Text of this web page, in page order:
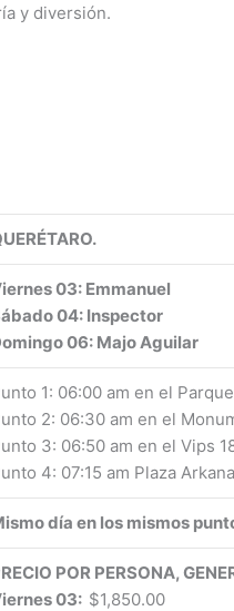
y diversión.
03: Emmanuel
04: Inspector
06: Majo Aguilar
1: 06:00 am en el
2: 06:30 am en el
3: 06:50 am en el Vips
4: 07:15 am Plaza Arkana
día en los mismos
POR PERSONA,
03: $1,850.00